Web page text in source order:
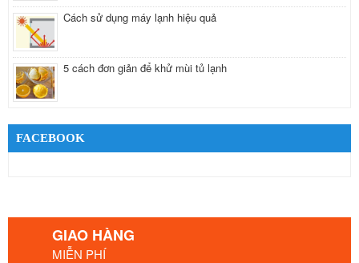
Cách sử dụng máy lạnh hiệu quả
5 cách đơn giản để khử mùi tủ lạnh
FACEBOOK
GIAO HÀNG
MIỄN PHÍ